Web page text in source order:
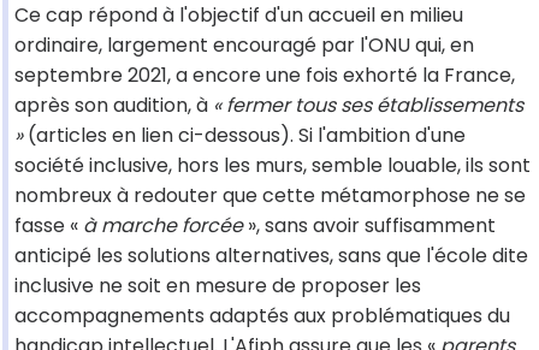
Ce cap répond à l'objectif d'un accueil en milieu
ordinaire, largement encouragé par l'ONU qui, en
septembre 2021, a encore une fois exhorté la France,
après son audition, à « fermer tous ses établissements
»(articles en lien ci-dessous). Si l'ambition d'une
société inclusive, hors les murs, semble louable, ils sont
nombreux à redouter que cette métamorphose ne se
fasse « à marche forcée», sans avoir suffisamment
anticipé les solutions alternatives, sans que l'école dite
inclusive ne soit en mesure de proposer les
accompagnements adaptés aux problématiques du